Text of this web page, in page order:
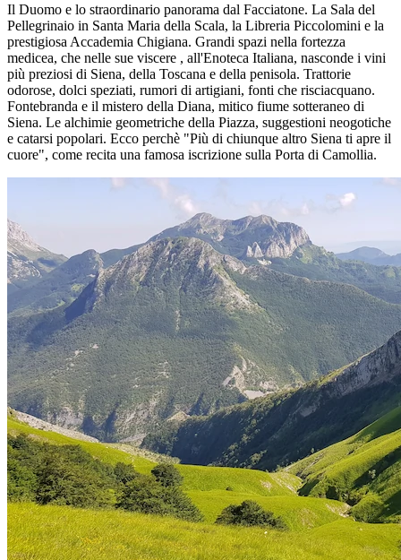
Il Duomo e lo straordinario panorama dal Facciatone. La Sala del
Pellegrinaio in Santa Maria della Scala, la Libreria Piccolomini e la
prestigiosa Accademia Chigiana. Grandi spazi nella fortezza
medicea, che nelle sue viscere , all'Enoteca Italiana, nasconde i vini
più preziosi di Siena, della Toscana e della penisola. Trattorie
odorose, dolci speziati, rumori di artigiani, fonti che risciacquano.
Fontebranda e il mistero della Diana, mitico fiume sotteraneo di
Siena. Le alchimie geometriche della Piazza, suggestioni neogotiche
e catarsi popolari. Ecco perchè "Più di chiunque altro Siena ti apre il
cuore", come recita una famosa iscrizione sulla Porta di Camollia.